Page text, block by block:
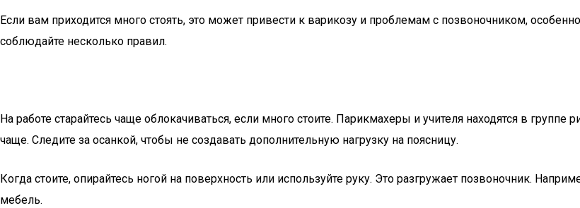
Если вам приходится много стоять, это может привести к варикозу и проблемам с позвоночником,
соблюдайте несколько правил.
На работе старайтесь чаще облокачиваться, если много стоите. Парикмахеры и учителя находятся в
чаще. Следите за осанкой, чтобы не создавать дополнительную нагрузку на поясницу.
Когда стоите, опирайтесь ногой на поверхность или используйте руку. Это разгружает позвоночник.
мебель.